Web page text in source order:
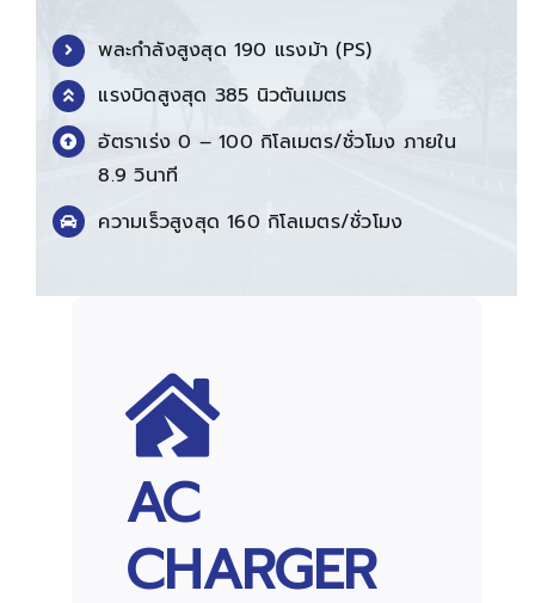
พละกำลังสูงสุด 190 แรงม้า (PS)
แรงบิดสูงสุด 385 นิวตันเมตร
อัตราเร่ง 0 – 100 กิโลเมตร/ชั่วโมง ภายใน
8.9 วินาที
ความเร็วสูงสุด 160 กิโลเมตร/ชั่วโมง
AC
CHARGER